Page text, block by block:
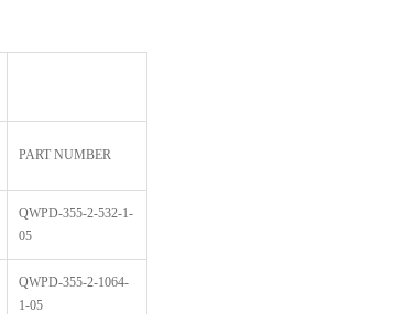
PART NUMBER
QWPD-355-2-532-1-
05
QWPD-355-2-1064-
1-05